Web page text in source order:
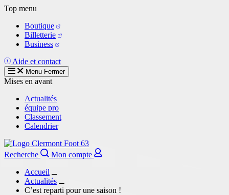
Aller
contenu
principal
Top menu
Boutique
Billetterie
Business
Aide et contact
Menu Fermer
Mises en avant
Actualités
équipe pro
Classement
Calendrier
Recherche
Mon compte
Accueil
Actualités
C’est reparti pour une saison !